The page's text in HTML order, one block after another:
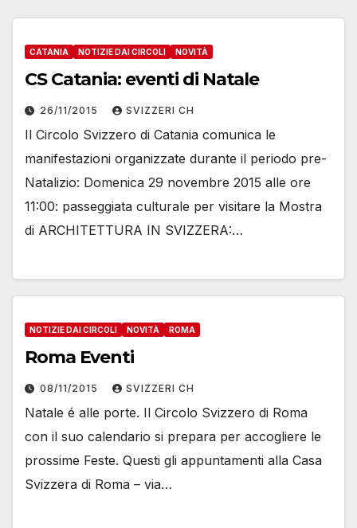
CATANIA NOTIZIE DAI CIRCOLI NOVITÀ
CS Catania: eventi di Natale
26/11/2015 SVIZZERI CH
Il Circolo Svizzero di Catania comunica le
manifestazioni organizzate durante il periodo pre-
Natalizio: Domenica 29 novembre 2015 alle ore
11:00: passeggiata culturale per visitare la Mostra
di ARCHITETTURA IN SVIZZERA:…
NOTIZIE DAI CIRCOLI NOVITÀ ROMA
Roma Eventi
08/11/2015 SVIZZERI CH
Natale é alle porte. Il Circolo Svizzero di Roma
con il suo calendario si prepara per accogliere le
prossime Feste. Questi gli appuntamenti alla Casa
Svizzera di Roma – via…